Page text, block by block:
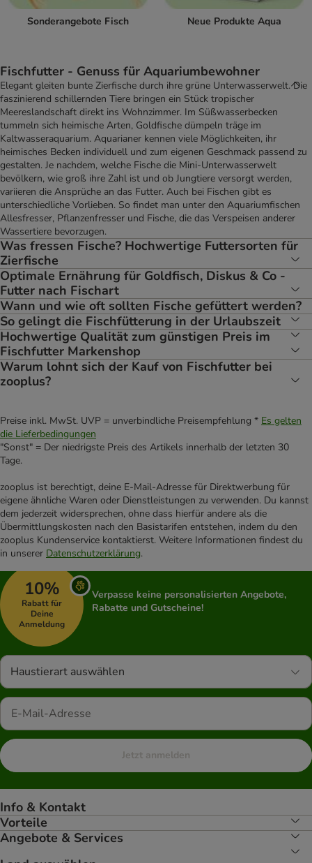
Sonderangebote Fisch Neue Produkte Aqua
Fischfutter - Genuss für Aquariumbewohner
Elegant gleiten bunte Zierfische durch ihre grüne Unterwasserwelt. Die
faszinierend schillernden Tiere bringen ein Stück tropischer
Meereslandschaft direkt ins Wohnzimmer. Im Süßwasserbecken
tummeln sich heimische Arten, Goldfische dümpeln träge im
Kaltwasseraquarium. Aquarianer kennen viele Möglichkeiten, ihr
heimisches Becken individuell und zum eigenen Geschmack passend zu
gestalten. Je nachdem, welche Fische die Mini-Unterwasserwelt
bevölkern, wie groß ihre Zahl ist und ob Jungtiere versorgt werden,
variieren die Ansprüche an das Futter. Auch bei Fischen gibt es
unterschiedliche Vorlieben. So findet man unter den Aquariumfischen
Allesfresser, Pflanzenfresser und Fische, die das Verspeisen anderer
Wassertiere bevorzugen.
Was fressen Fische? Hochwertige Futtersorten für
Zierfische
Optimale Ernährung für Goldfisch, Diskus & Co -
Futter nach Fischart
Wann und wie oft sollten Fische gefüttert werden?
So gelingt die Fischfütterung in der Urlaubszeit
Hochwertige Qualität zum günstigen Preis im
Fischfutter Markenshop
Warum lohnt sich der Kauf von Fischfutter bei
zooplus?
Preise inkl. MwSt. UVP = unverbindliche Preisempfehlung * Es gelten
die Lieferbedingungen
"Sonst" = Der niedrigste Preis des Artikels innerhalb der letzten 30
Tage.
zooplus ist berechtigt, deine E-Mail-Adresse für Direktwerbung für
eigene ähnliche Waren oder Dienstleistungen zu verwenden. Du kannst
dem jederzeit widersprechen, ohne dass hierfür andere als die
Übermittlungskosten nach den Basistarifen entstehen, indem du den
zooplus Kundenservice kontaktierst. Weitere Informationen findest du
in unserer Datenschutzerklärung.
10%
Rabatt für
Deine
Anmeldung
Verpasse keine personalisierten Angebote,
Rabatte und Gutscheine!
Haustierart auswählen
Jetzt anmelden
Info & Kontakt
Vorteile
Angebote & Services